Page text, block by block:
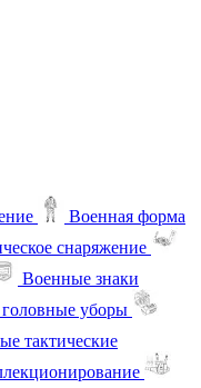
Военная форма
снаряжение
Военные знаки
уборы
тактические